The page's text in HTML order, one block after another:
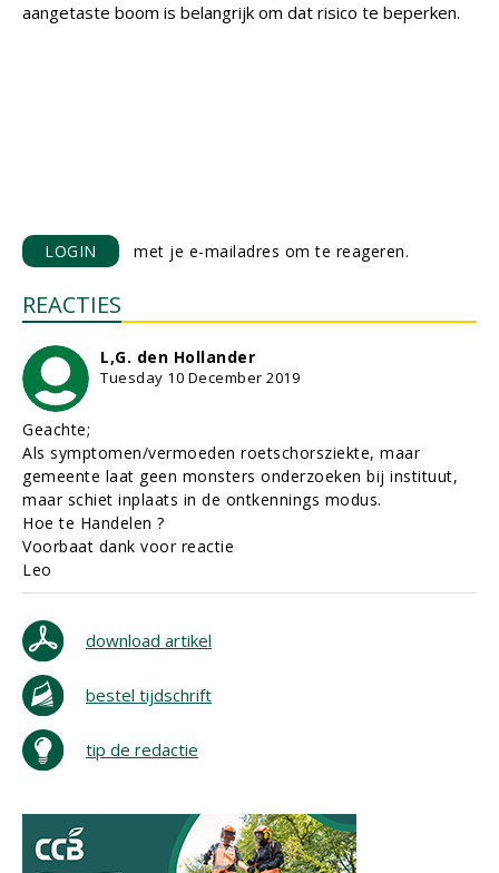
aangetaste boom is belangrijk om dat risico te beperken.
LOGIN met je e-mailadres om te reageren.
REACTIES
L,G. den Hollander
Tuesday 10 December 2019
Geachte;
Als symptomen/vermoeden roetschorsziekte, maar
gemeente laat geen monsters onderzoeken bij instituut,
maar schiet inplaats in de ontkennings modus.
Hoe te Handelen ?
Voorbaat dank voor reactie
Leo
download artikel
bestel tijdschrift
tip de redactie